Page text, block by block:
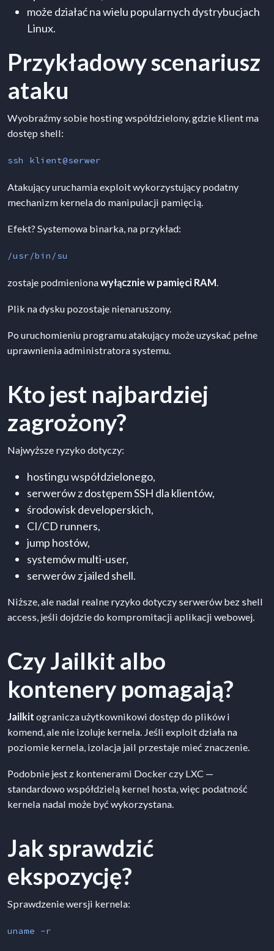
może działać na wielu popularnych dystrybucjach
Linux.
Przykładowy scenariusz
ataku
Wyobraźmy sobie hosting współdzielony, gdzie klient ma
dostęp shell:
ssh klient@serwer
Atakujący uruchamia exploit wykorzystujący podatny
mechanizm kernela do manipulacji pamięcią.
Efekt? Systemowa binarka, na przykład:
/usr/bin/su
zostaje podmienionawyłącznie w pamięci RAM.
Plik na dysku pozostaje nienaruszony.
Po uruchomieniu programu atakujący może uzyskać pełne
uprawnienia administratora systemu.
Kto jest najbardziej
zagrożony?
Najwyższe ryzyko dotyczy:
hostingu współdzielonego,
serwerów z dostępem SSH dla klientów,
środowisk developerskich,
CI/CD runners,
jump hostów,
systemów multi-user,
serwerów z jailed shell.
Niższe, ale nadal realne ryzyko dotyczy serwerów bez shell
access, jeśli dojdzie do kompromitacji aplikacji webowej.
Czy Jailkit albo
kontenery pomagają?
Jailkit ogranicza użytkownikowi dostęp do plików i
komend, ale nie izoluje kernela. Jeśli exploit działa na
poziomie kernela, izolacja jail przestaje mieć znaczenie.
Podobnie jest z kontenerami Docker czy LXC —
standardowo współdzielą kernel hosta, więc podatność
kernela nadal może być wykorzystana.
Jak sprawdzić
ekspozycję?
Sprawdzenie wersji kernela:
uname -r